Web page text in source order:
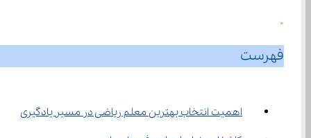
0
فهرست
اهمیت انتخاب بهترین معلم ریاضی در مسیر یادگیری